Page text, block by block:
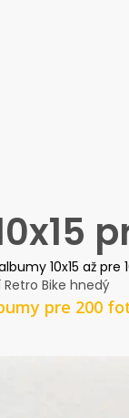
10x15 až
Bike hnedý
pre 200